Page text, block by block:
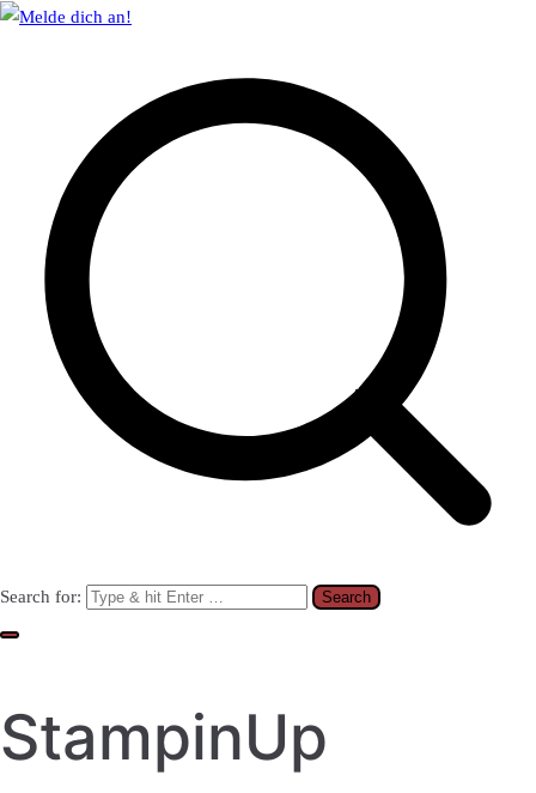
Search for:
StampinUp